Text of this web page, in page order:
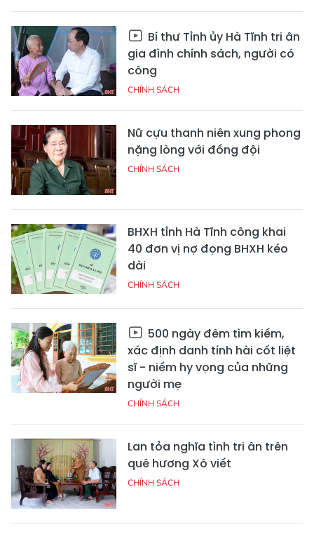
Bí thư Tỉnh ủy Hà Tĩnh tri ân
gia đình chính sách, người có
công
CHÍNH SÁCH
Nữ cựu thanh niên xung phong
nặng lòng với đồng đội
CHÍNH SÁCH
BHXH tỉnh Hà Tĩnh công khai
40 đơn vị nợ đọng BHXH kéo
dài
CHÍNH SÁCH
500 ngày đêm tìm kiếm,
xác định danh tính hài cốt liệt
sĩ - niềm hy vọng của những
người mẹ
CHÍNH SÁCH
Lan tỏa nghĩa tình tri ân trên
quê hương Xô viết
CHÍNH SÁCH